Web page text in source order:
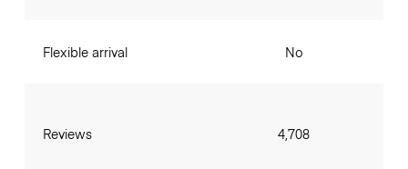
Flexible arrival
Reviews
No
4,708